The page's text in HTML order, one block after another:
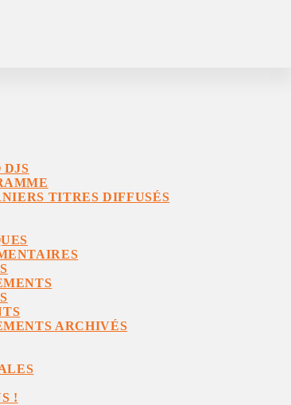
DJS
TITRES DIFFUSÉS
ARCHIVÉS
!